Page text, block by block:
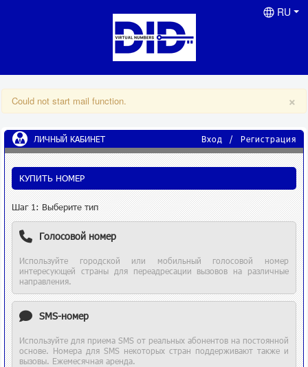
RU
×
Could not start mail function.
ЛИЧНЫЙ КАБИНЕТ Регистрация
/
Вход
КУПИТЬ НОМЕР
Шаг 1: Выберите тип
Голосовой номер
Используйте городской или мобильный голосовой номер
интересующей страны для переадресации вызовов на различные
направления.
SMS-номер
Используйте для приема SMS от реальных абонентов на постоянной
основе. Номера для SMS некоторых стран поддерживают также и
вызовы. Ежемесячная аренда.